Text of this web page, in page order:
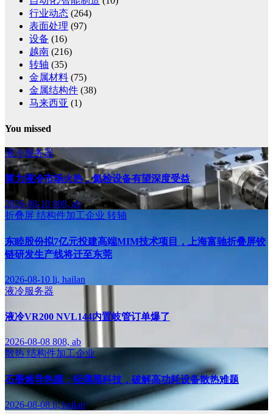
行业动态 (264)
表面处理 (97)
设备 (16)
越南 (216)
转轴 (35)
金属材料 (75)
金属结构件 (38)
马来西亚 (1)
You missed
液冷服务器
算力液冷市场火热，氦检设备有望深度受益
2026-08-10 808, ab
折叠屏 结构件加工企业 转轴
东睦股份拟7亿元投建高端MIM技术项目，上海富驰折叠屏铰
链研发生产线将迁至东莞
2026-08-10 li, hailan
液冷服务器
液冷VR200 NVL144内置岐管订单爆了
2026-08-08 808, ab
散热 结构件加工企业
石墨烯导热膜：轻薄黑科技，破解高功耗设备散热难题
2026-08-08li, hailan